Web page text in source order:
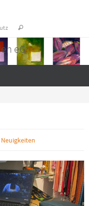
eG
Neuigkeiten